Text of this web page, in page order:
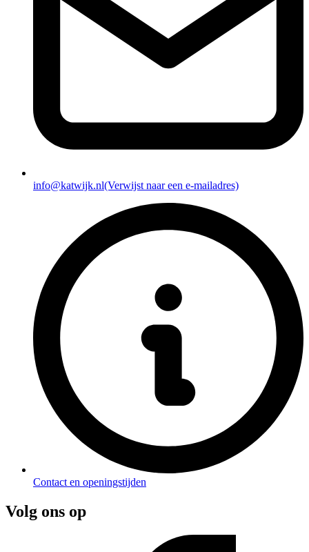
info@katwijk.nl(Verwijst naar een e-mailadres)
Contact en openingstijden
Volg ons op